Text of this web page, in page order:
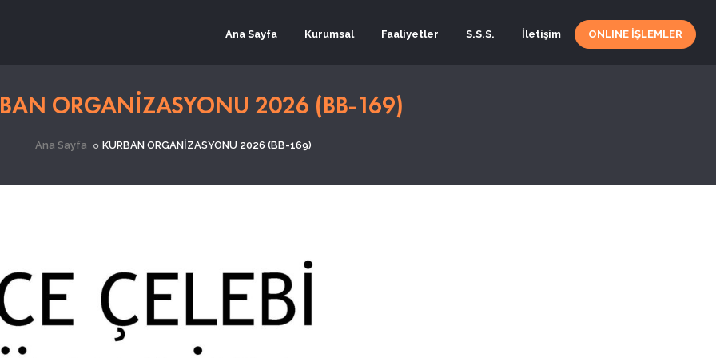
Ana Sayfa Kurumsal Faaliyetler S.S.S. İletişim ONLINE İŞLEMLER
ORGANİZASYONU 2026 (BB-169)
Ana Sayfa KURBAN ORGANİZASYONU 2026 (BB-169)